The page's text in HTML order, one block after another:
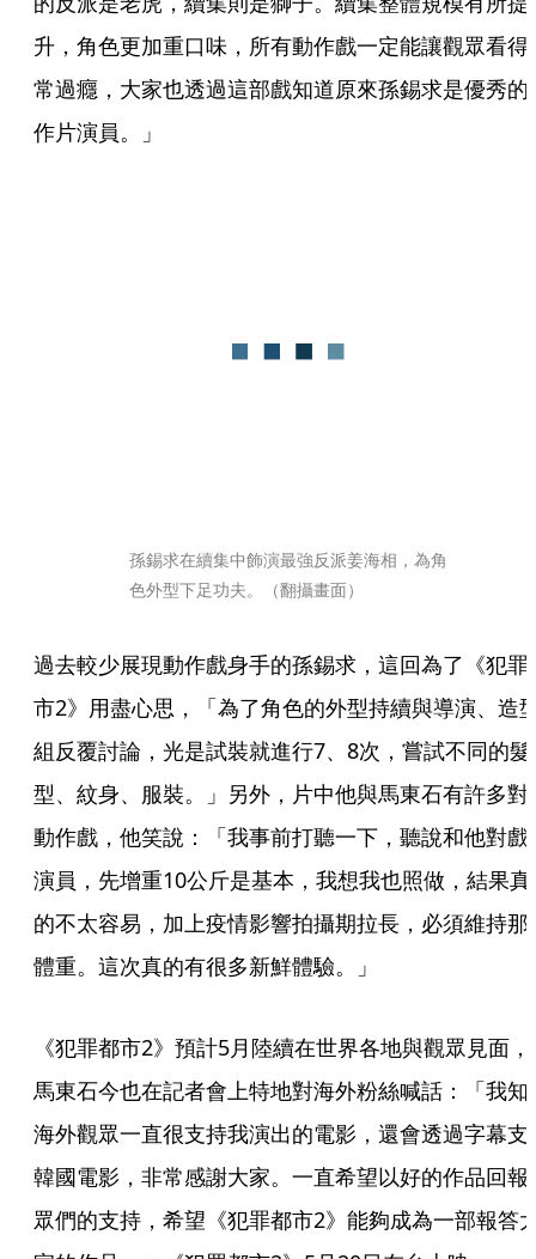
升，角色更加重口味，所有動作戲一定能讓觀眾看得
常過癮，大家也透過這部戲知道原來孫錫求是優秀的
作片演員。」
孫錫求在續集中飾演最強反派姜海相，為角
色外型下足功夫。（翻攝畫面）
過去較少展現動作戲身手的孫錫求，這回為了《犯罪
市2》用盡心思，「為了角色的外型持續與導演、造
組反覆討論，光是試裝就進行7、8次，嘗試不同的髮
型、紋身、服裝。」另外，片中他與馬東石有許多對
動作戲，他笑說：「我事前打聽一下，聽說和他對戲
演員，先增重10公斤是基本，我想我也照做，結果真
的不太容易，加上疫情影響拍攝期拉長，必須維持那
體重。這次真的有很多新鮮體驗。」
《犯罪都市2》預計5月陸續在世界各地與觀眾見面，
馬東石今也在記者會上特地對海外粉絲喊話：「我知
海外觀眾一直很支持我演出的電影，還會透過字幕支
韓國電影，非常感謝大家。一直希望以好的作品回報
眾們的支持，希望《犯罪都市2》能夠成為一部報答